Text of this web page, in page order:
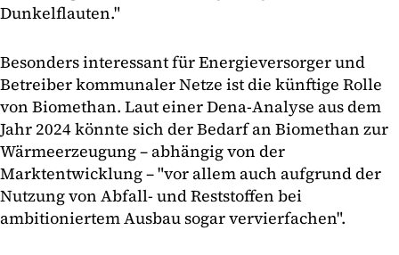
Dunkelflauten."
Besonders interessant für Energieversorger und
Betreiber kommunaler Netze ist die künftige Rolle
von Biomethan. Laut einer Dena-Analyse aus dem
Jahr 2024 könnte sich der Bedarf an Biomethan zur
Wärmeerzeugung – abhängig von der
Marktentwicklung – "vor allem auch aufgrund der
Nutzung von Abfall- und Reststoffen bei
ambitioniertem Ausbau sogar vervierfachen".